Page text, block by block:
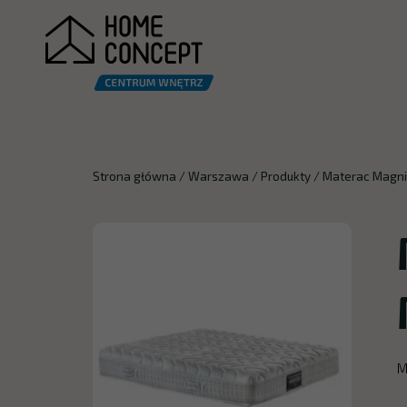
Strona główna /Warszawa /Produkty / Materac